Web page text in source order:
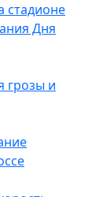
стадионе
Дня
грозы и